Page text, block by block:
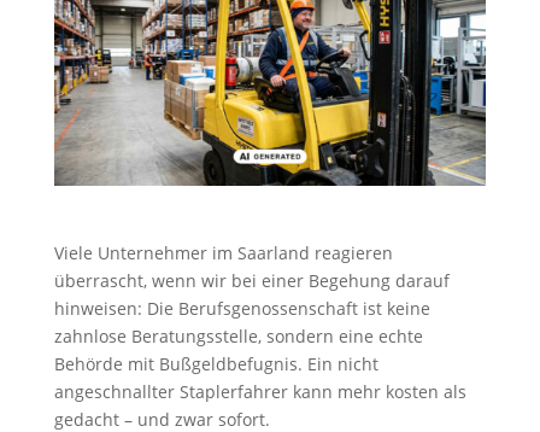
Viele Unternehmer im Saarland reagieren
überrascht, wenn wir bei einer Begehung darauf
hinweisen: Die Berufsgenossenschaft ist keine
zahnlose Beratungsstelle, sondern eine echte
Behörde mit Bußgeldbefugnis. Ein nicht
angeschnallter Staplerfahrer kann mehr kosten als
gedacht – und zwar sofort.